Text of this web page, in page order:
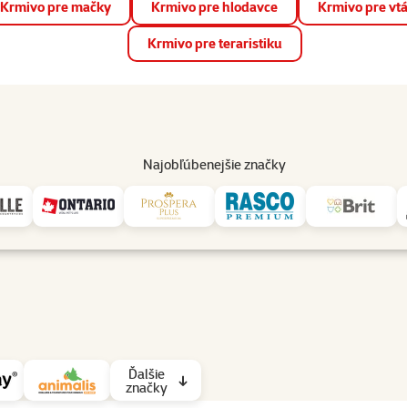
📱 Stiahnite si novú aplikáciu Super zoo.Viac informácií
Krmivo pre mačky Krmivo pre hlodavce Krmivo pre
Krmivo pre teraristiku
Najobľúbenejšie značky
Predajne Služby
Ďalšie
značky